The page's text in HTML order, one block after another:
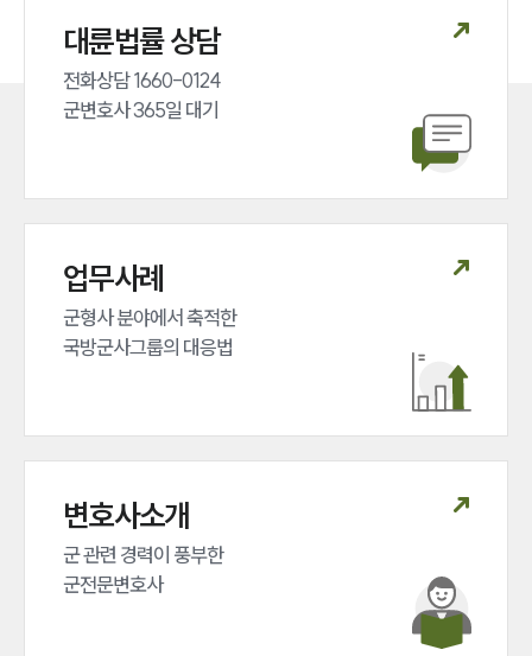
법률지식인
국방군사그룹 업무
전체
군전문변호사
뉴스레터/브로슈어
대륜법률 상담
전화상담 1660-0124
군변호사 365일 대기
업무사례
군형사 분야에서 축적한
국방군사그룹의 대응법
변호사소개
군 관련 경력이 풍부한
군전문변호사